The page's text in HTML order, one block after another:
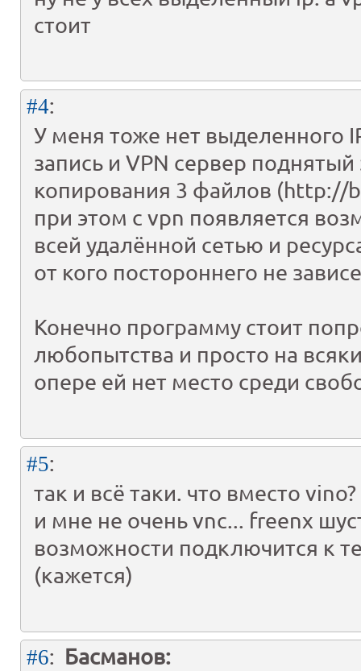
стоит
#4:
У меня тоже нет выделенного
запись и VPN сервер
копирования 3 файлов (http://
при этом с vpn появляется
всей удалённой сетью и
от кого постороннего не
Конечно программу стоит
любопытства и просто на
опере ей нет место среди
#5:
так и всё таки. что вместо vino?
и мне не очень vnc... freenx
возможности подключится к
(кажется)
#6: Басманов: